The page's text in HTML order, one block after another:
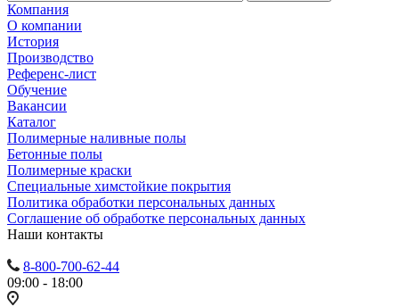
Компания
О компании
История
Производство
Референс-лист
Обучение
Вакансии
Каталог
Полимерные наливные полы
Бетонные полы
Полимерные краски
Специальные химстойкие покрытия
Политика обработки персональных данных
Cоглашение об обработке персональных данных
Наши контакты
8-800-700-62-44
09:00 - 18:00